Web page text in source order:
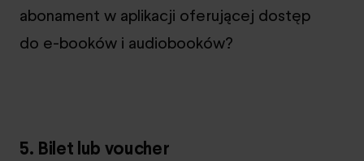
abonament w aplikacji oferującej dostęp
do e-booków i audiobooków?
5. Bilet lub voucher